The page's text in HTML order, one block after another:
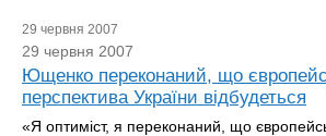
29 червня 2007
29 червня 2007
Ющенко переконаний, що
перспектива України відбудеться
«Я оптиміст, я переконаний, що